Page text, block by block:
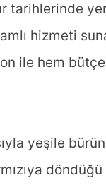
tarihlerinde
hizmeti
ile hem
yeşile